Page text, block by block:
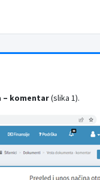
komentar(slika 1).